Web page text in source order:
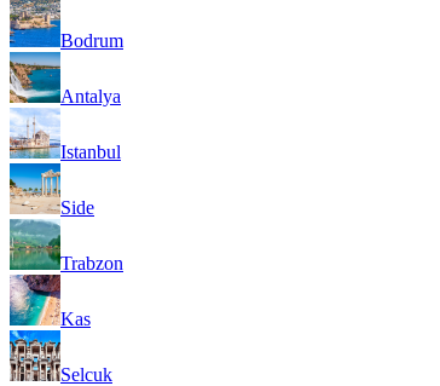
Bodrum
Antalya
Istanbul
Side
Trabzon
Kas
Selcuk